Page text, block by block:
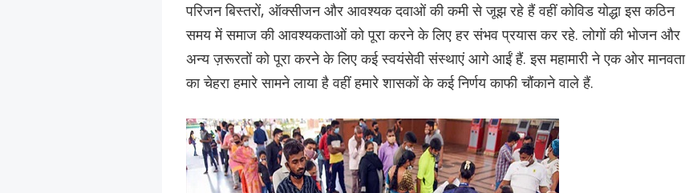
परिजन बिस्तरों, ऑक्सीजन और आवश्यक दवाओं की कमी से जूझ रहे हैं वहीं कोविड योद्धा इस कठिन
समय में समाज की आवश्यकताओं को पूरा करने के लिए हर संभव प्रयास कर रहे. लोगों की भोजन और
अन्य ज़रूरतों को पूरा करने के लिए कई स्वयंसेवी संस्थाएं आगे आईं हैं. इस महामारी ने एक ओर मानवता
का चेहरा हमारे सामने लाया है वहीं हमारे शासकों के कई निर्णय काफी चौंकाने वाले हैं.